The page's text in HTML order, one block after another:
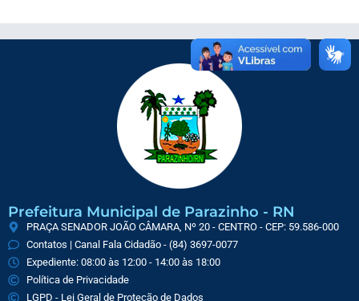
Prefeitura Municipal de Parazinho - RN
PRAÇA SENADOR JOÃO CÂMARA, Nº 20 - CENTRO - CEP: 59.586-000
Contatos | Canal Fala Cidadão - (84) 3697-0077
Expediente: 08:00 às 12:00 - 14:00 às 18:00
Política de Privacidade
LGPD - Lei Geral de Proteção de Dados